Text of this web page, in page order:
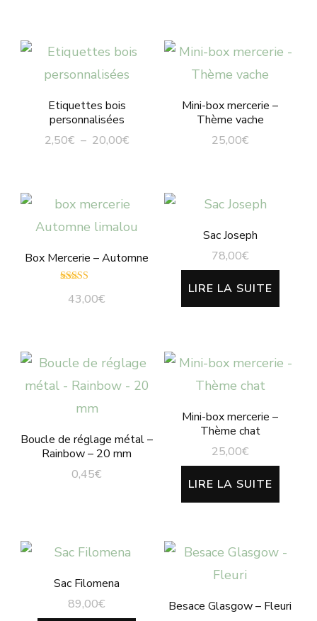
Etiquettes bois
personnalisées
2,50€ – 20,00€Plage
à
20,00€
a
plusieurs
variations.
Les
options
choisies
sur
la
page
du
produit
Mini-box mercerie –
Thème vache
25,00€
Box Mercerie – Automne
5.00
43,00€
Sac Joseph
78,00€
LIRE LA SUITE
Boucle de réglage métal –
Rainbow – 20 mm
0,45€
Mini-box mercerie –
Thème chat
25,00€
LIRE LA SUITE
Sac Filomena
89,00€
Besace Glasgow – Fleuri